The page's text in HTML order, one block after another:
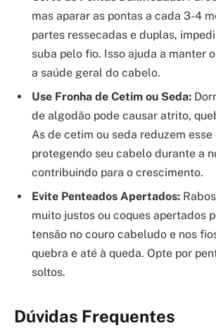
mas aparar as pontas a cada 3-4
partes ressecadas e duplas,
suba pelo fio. Isso ajuda a manter
a saúde geral do cabelo.
Use Fronha de Cetim ou Seda:
de algodão pode causar atrito,
As de cetim ou seda reduzem
protegendo seu cabelo durante a
contribuindo para o crescimento.
Evite Penteados Apertados:
muito justos ou coques apertados
tensão no couro cabeludo e nos
quebra e até à queda. Opte por
soltos.
Dúvidas Frequentes